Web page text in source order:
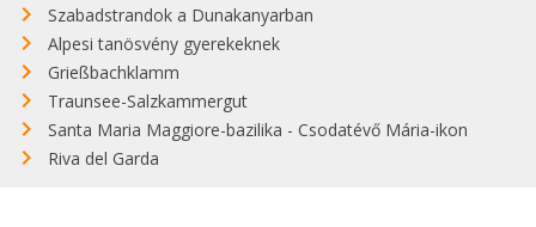
Szabadstrandok a Dunakanyarban
Alpesi tanösvény gyerekeknek
Grießbachklamm
Traunsee-Salzkammergut
Santa Maria Maggiore-bazilika - Csodatévő Mária-ikon
Riva del Garda